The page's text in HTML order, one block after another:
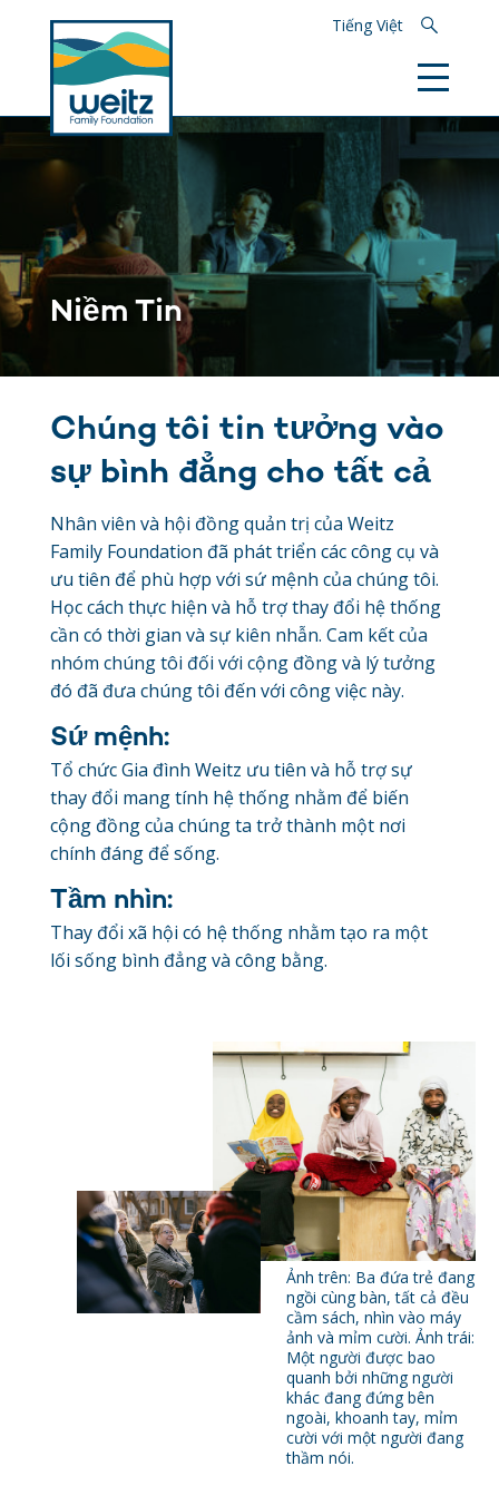
Niềm Tin
Ảnh trên: Ba đứa trẻ đang
ngồi cùng bàn, tất cả đều
cầm sách, nhìn vào máy
ảnh và mỉm cười. Ảnh trái:
Một người được bao
quanh bởi những người
khác đang đứng bên
ngoài, khoanh tay, mỉm
cười với một người đang
thầm nói.
Chúng tôi tin tưởng vào
sự bình đẳng cho tất cả
Nhân viên và hội đồng quản trị của Weitz
Family Foundation đã phát triển các công cụ và
ưu tiên để phù hợp với sứ mệnh của chúng tôi.
Học cách thực hiện và hỗ trợ thay đổi hệ thống
cần có thời gian và sự kiên nhẫn. Cam kết của
nhóm chúng tôi đối với cộng đồng và lý tưởng
đó đã đưa chúng tôi đến với công việc này.
Sứ mệnh:
Tổ chức Gia đình Weitz ưu tiên và hỗ trợ sự
thay đổi mang tính hệ thống nhằm để biến
cộng đồng của chúng ta trở thành một nơi
chính đáng để sống.
Tầm nhìn:
Thay đổi xã hội có hệ thống nhằm tạo ra một
lối sống bình đẳng và công bằng.
Tiếng Việt
Tìm kiếm